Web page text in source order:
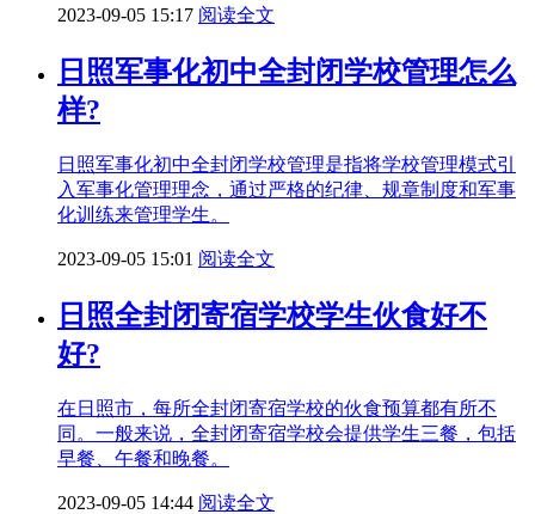
2023-09-05 15:17 阅读全文
日照军事化初中全封闭学校管理怎么
样?
日照军事化初中全封闭学校管理是指将学校管理模式引
入军事化管理理念，通过严格的纪律、规章制度和军事
化训练来管理学生。
2023-09-05 15:01 阅读全文
日照全封闭寄宿学校学生伙食好不
好?
在日照市，每所全封闭寄宿学校的伙食预算都有所不
同。一般来说，全封闭寄宿学校会提供学生三餐，包括
早餐、午餐和晚餐。
2023-09-05 14:44 阅读全文